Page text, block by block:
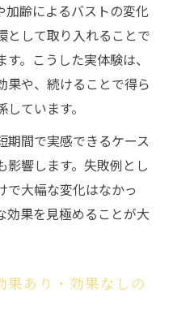
増加の仕組みを解説
の脂肪増加メカニズ
で期待される脂肪増
脂肪が増えるのか徹
の脂肪変化と個人差
加齢によるバストの変化
として取り入れることで
。こうした実体験は、
果や、続けることで得ら
ています。
期間で実感できるケース
影響します。失敗例とし
で大幅な変化はなかっ
効果を見極めることが大
果あり・効果なしの